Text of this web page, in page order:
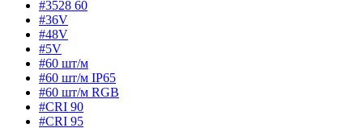
#3528 60
#36V
#48V
#5V
#60 шт/м
#60 шт/м IP65
#60 шт/м RGB
#CRI 90
#CRI 95